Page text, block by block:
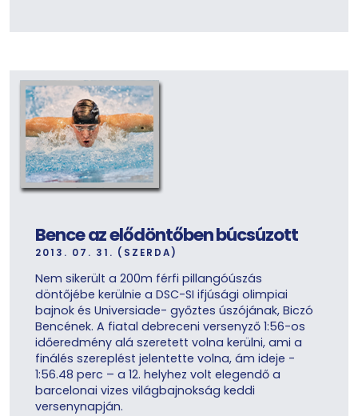
Bence az elődöntőben búcsúzott
2013. 07. 31. (SZERDA)
Nem sikerült a 200m férfi pillangóúszás
döntőjébe kerülnie a DSC-SI ifjúsági olimpiai
bajnok és Universiade- győztes úszójának, Biczó
Bencének. A fiatal debreceni versenyző 1:56-os
időeredmény alá szeretett volna kerülni, ami a
finálés szereplést jelentette volna, ám ideje -
1:56.48 perc – a 12. helyhez volt elegendő a
barcelonai vizes világbajnokság keddi
versenynapján.